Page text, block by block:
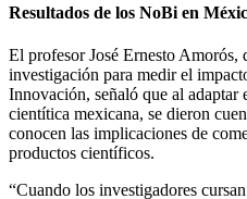
Resultados de los NoBi en
El profesor José Ernesto Amorós,
investigación para medir el
Innovación, señaló que al adaptar
cientítica mexicana, se dieron
conocen las implicaciones de
productos científicos.
“Cuando los investigadores